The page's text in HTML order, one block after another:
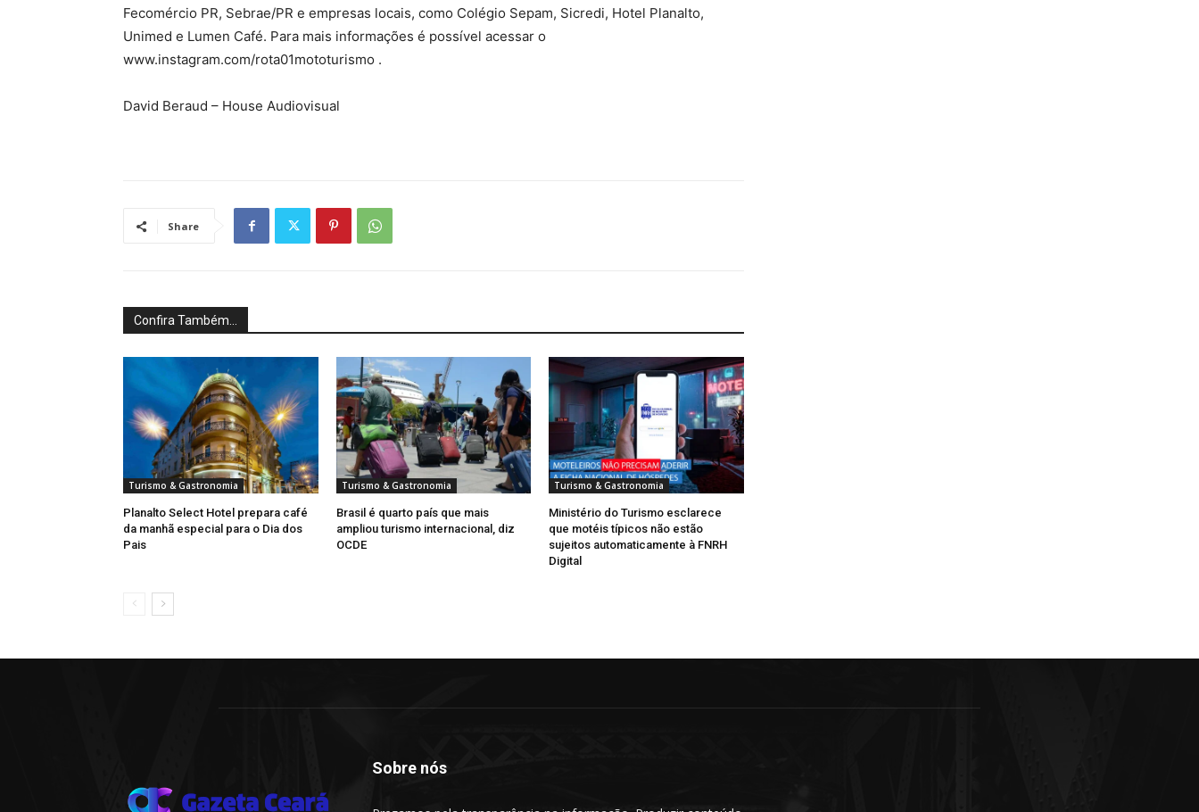
Fecomércio PR, Sebrae/PR e empresas locais, como Colégio Sepam, Sicredi, Hotel Planalto,
Unimed e Lumen Café. Para mais informações é possível acessar o
www.instagram.com/rota01mototurismo .
David Beraud – House Audiovisual
Share
Confira Também...
Turismo & Gastronomia
Planalto Select Hotel prepara café
da manhã especial para o Dia dos
Pais
Turismo & Gastronomia
Brasil é quarto país que mais
ampliou turismo internacional, diz
OCDE
Turismo & Gastronomia
Ministério do Turismo esclarece
que motéis típicos não estão
sujeitos automaticamente à FNRH
Digital
Sobre nós